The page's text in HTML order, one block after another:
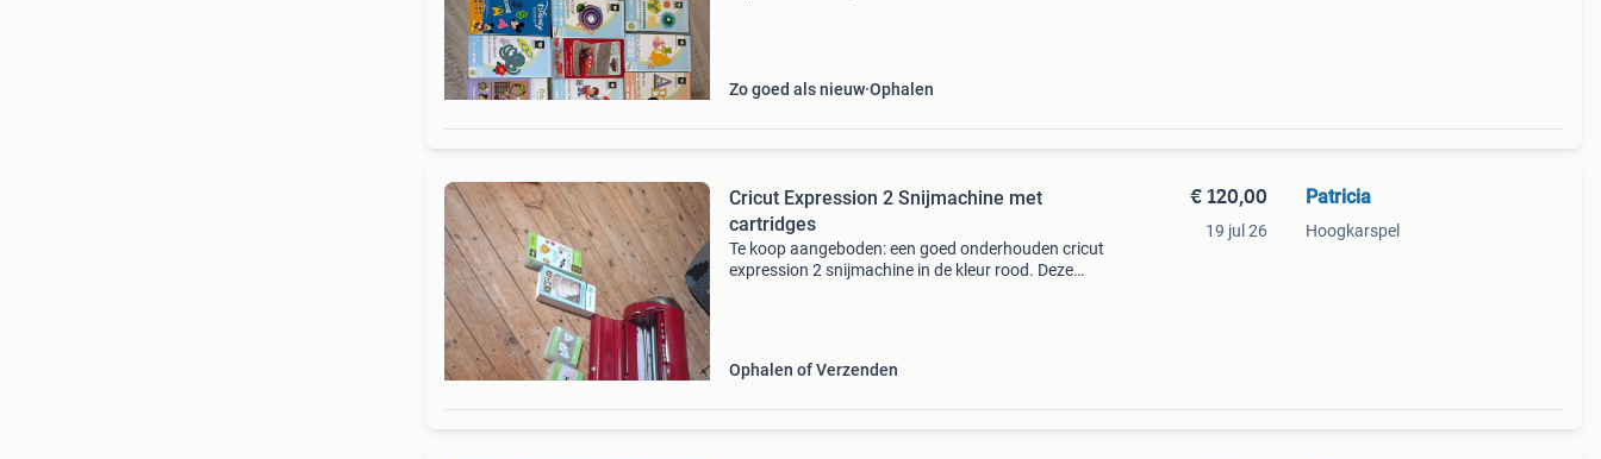
Zo goed als nieuw Ophalen
Cricut Expression 2 Snijmachine met
cartridges
Te koop aangeboden: een goed onderhouden cricut
expression 2 snijmachine in de kleur rood. Deze
Ophalen of Verzenden
€ 120,00
19 jul 26
Patricia
Hoogkarspel